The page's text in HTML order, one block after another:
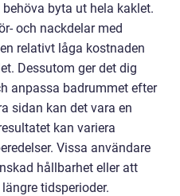
byta ut hela kaklet.
och nackdelar med
relativt låga kostnaden
Dessutom ger det dig
anpassa badrummet efter
sidan kan det vara en
kan variera
Vissa användare
hållbarhet eller att
tidsperioder.